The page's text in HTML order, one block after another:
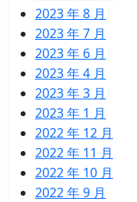
2023 年 8 月
2023 年 7 月
2023 年 6 月
2023 年 4 月
2023 年 3 月
2023 年 1 月
2022 年 12 月
2022 年 11 月
2022 年 10 月
2022 年 9 月